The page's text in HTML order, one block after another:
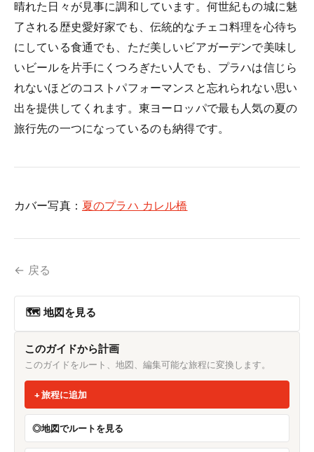
晴れた日々が見事に調和しています。何世紀もの城に魅
了される歴史愛好家でも、伝統的なチェコ料理を心待ち
にしている食通でも、ただ美しいビアガーデンで美味し
いビールを片手にくつろぎたい人でも、プラハは信じら
れないほどのコストパフォーマンスと忘れられない思い
出を提供してくれます。東ヨーロッパで最も人気の夏の
旅行先の一つになっているのも納得です。
カバー写真： 夏のプラハ カレル橋
← 戻る
🗺 地図を見る
このガイドから計画
このガイドをルート、地図、編集可能な旅程に変換します。
旅程に追加
地図でルートを見る